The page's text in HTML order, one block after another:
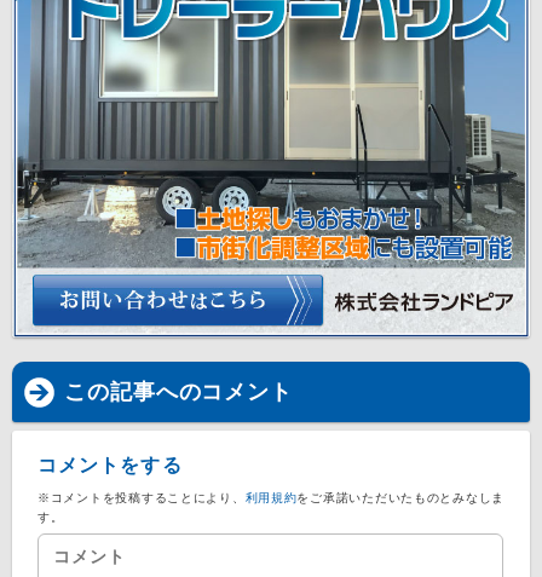
この記事へのコメント
コメントをする
※コメントを投稿することにより、 利用規約をご承諾いただいたものとみなしま
す。